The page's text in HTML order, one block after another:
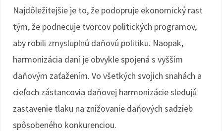
Najdôležitejšie je to, že podopruje ekonomický rast
tým, že podnecuje tvorcov politických programov,
aby robili zmysluplnú daňovú politiku. Naopak,
harmonizácia daní je obvykle spojená s vyšším
daňovým zaťažením. Vo všetkých svojich snahách a
cieľoch zástancovia daňovej harmonizácie sledujú
zastavenie tlaku na znižovanie daňových sadzieb
spôsobeného konkurenciou.